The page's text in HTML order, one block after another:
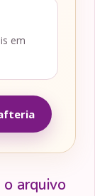
em
arquivo